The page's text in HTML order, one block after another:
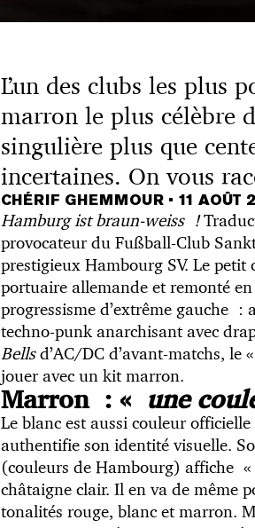
L’un des clubs les
marron le plus célèbre
singulière plus que
incertaines. On vous
CHÉRIF GHEMMOUR • 11 AOÛT
Hamburg ist braun-weiss !
provocateur du Fußball-Club
prestigieux Hambourg SV. Le
portuaire allemande et remonté
progressisme d’extrême gauche
techno-punk anarchisant avec
Bellsd’AC/DC d’avant-matchs, le
jouer avec un kit marron.
Marron : « une
Le blanc est aussi couleur
authentifie son identité visuelle.
(couleurs de Hambourg) affiche
châtaigne clair. Il en va de même
tonalités rouge, blanc et marron.